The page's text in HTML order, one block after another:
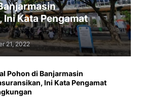
Kata Pengamat
21, 2022
Pohon di Banjarmasin
Ini Kata Pengamat